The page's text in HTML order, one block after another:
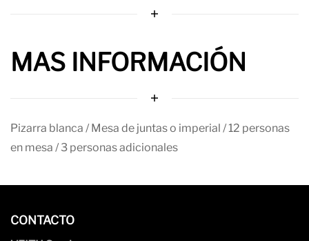
MAS INFORMACIÓN
Pizarra blanca / Mesa de juntas o imperial / 12 personas
en mesa / 3 personas adicionales
CONTACTO